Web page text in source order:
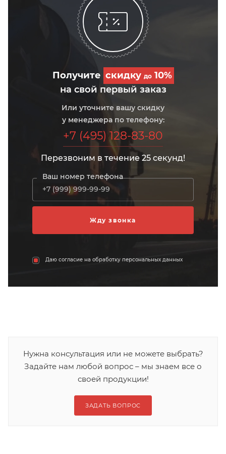
Получите скидку до10%
на свой первый заказ
Или уточните вашу скидку
у менеджера по телефону:
+7 (495) 128-83-80
Перезвоним в течение 25 секунд!
Ваш номер телефона
Даю согласие на обработку персональных данных
Нужна консультация или не можете выбрать?
Задайте нам любой вопрос – мы знаем все о
своей продукции!
ЗАДАТЬ ВОПРОС